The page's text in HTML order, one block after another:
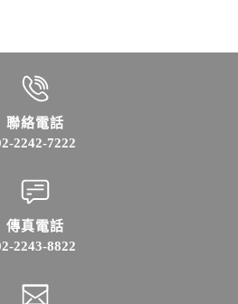
聯絡電話
2242-7222
傳真電話
2243-8822